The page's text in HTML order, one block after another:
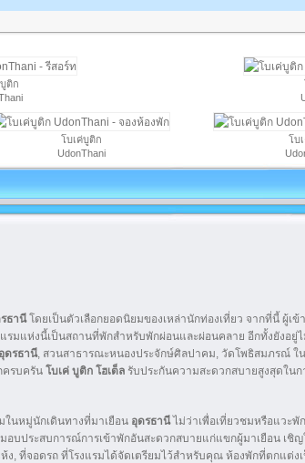
ติก
โบเค่บูติก
UdonThani
โบ
ธานีโดยเป็นตัวเลือกยอดนิยมของเหล่านักท่องเที่ยว จากที่นี้ ผู้เข้
รมแห่งนี้เป็นสถานที่พักสำหรับพักผ่อนและผ่อนคลาย อีกทั้งยังอยู่
อุดรธานี, สวนสาธารณะหนองประจักษ์ศิลปาคม, วัดโพธิสมภรณ์ ใน
ครบครัน โบเค่ บูติก โฮเต็ล รับประกันความสะดวกสบายสูงสุดในก
ในหมู่นักเดินทางที่มาเยือน อุดรธานีไม่ว่าเพื่อเที่ยวชมหรือแวะพั
อบประสบการณ์การเข้าพักอันสะดวกสบายแก่แขกผู้มาเยือน เชิ
, ที่จอดรถ ที่โรงแรมได้จัดเตรียมไว้สำหรับคุณ ห้องพักที่ตกแต่ง